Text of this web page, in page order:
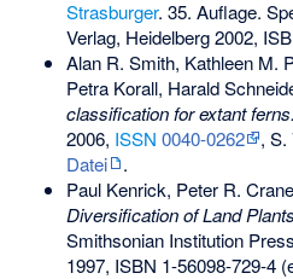
Strasburger. 35. Auflage.
Verlag, Heidelberg 2002,
Alan R. Smith, Kathleen M.
Petra Korall, Harald
classification for extant ferns.
2006, ISSN 0040-0262 , S.
Datei
.
Paul Kenrick, Peter R.
Diversification of Land
Smithsonian Institution
1997, ISBN 1-56098-729-4